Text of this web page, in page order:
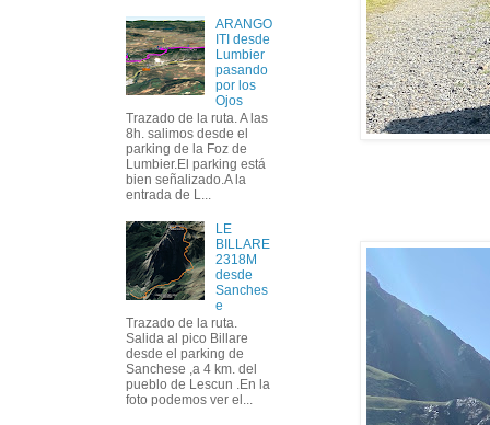
ARANGO
ITI desde
Lumbier
pasando
por los
Ojos
Trazado de la ruta. A las
8h. salimos desde el
parking de la Foz de
Lumbier.El parking está
bien señalizado.A la
entrada de L...
LE
BILLARE
2318M
desde
Sanches
e
Trazado de la ruta.
Salida al pico Billare
desde el parking de
Sanchese ,a 4 km. del
pueblo de Lescun .En la
foto podemos ver el...